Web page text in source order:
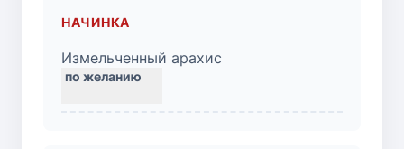
НАЧИНКА
Измельченный арахис